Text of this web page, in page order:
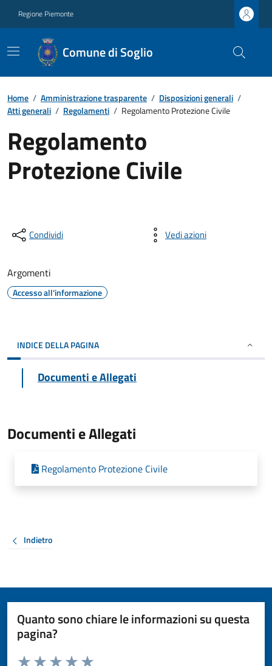
Regione Piemonte
Comune di Soglio
Home / Amministrazione trasparente / Disposizioni generali /
Atti generali / Regolamenti / Regolamento Protezione Civile
Regolamento
Protezione Civile
Condividi Vedi azioni
Argomenti
Accesso all'informazione
INDICE DELLA PAGINA
Documenti e Allegati
Documenti e Allegati
Regolamento Protezione Civile
Indietro
Quanto sono chiare le informazioni su questa
pagina?
Valuta da 1 a 5 stelle la pagina